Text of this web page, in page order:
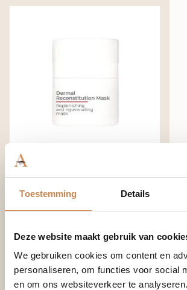
Toestemming Details
Deze website maakt gebruik van
We gebruiken cookies om content en
personaliseren, om functies voor social
en om ons websiteverkeer te
€83,90
Dermal
50ml
aantal
Moisture Control
Light NEW
50ml